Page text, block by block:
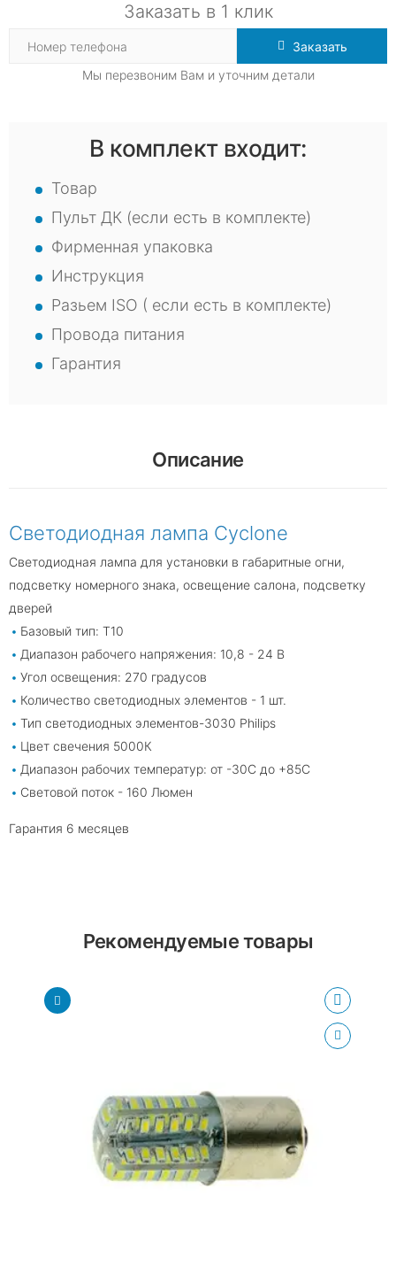
Заказать в 1 клик
Заказать
Мы перезвоним Вам и уточним детали
В комплект входит:
Товар
Пульт ДК (если есть в комплекте)
Фирменная упаковка
Инструкция
Разьем ISO ( если есть в комплекте)
Провода питания
Гарантия
Описание
Светодиодная лампа Cyclone
Светодиодная лампа для установки в габаритные огни,
подсветку номерного знака, освещение салона, подсветку
дверей
Базовый тип: Т10
Диапазон рабочего напряжения: 10,8 - 24 В
Угол освещения: 270 градусов
Количество светодиодных элементов - 1 шт.
Тип светодиодных элементов-3030 Philips
Цвет свечения 5000К
Диапазон рабочих температур: от -30С до +85С
Световой поток - 160 Люмен
Гарантия 6 месяцев
Рекомендуемые товары